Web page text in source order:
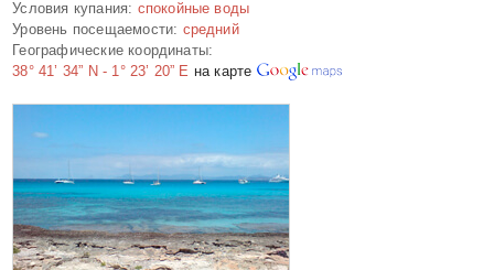
Условия купания: спокойные воды
Уровень посещаемости: средний
Географические координаты:
38° 41’ 34” N - 1° 23’ 20” E на карте